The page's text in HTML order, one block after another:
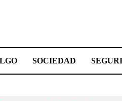
SOCIEDAD